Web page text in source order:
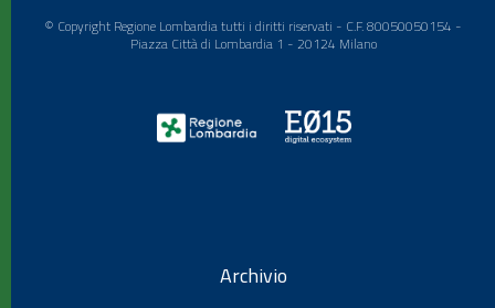
© Copyright Regione Lombardia tutti i diritti riservati - C.F. 80050050154 -
Piazza Città di Lombardia 1 - 20124 Milano
Archivio